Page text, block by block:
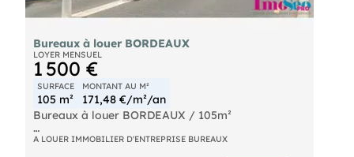
Bureaux à louer BORDEAUX
LOYER MENSUEL
1 500 €
SURFACE
105 m²
MONTANT AU M²
171,48 €/m²/an
Bureaux à louer BORDEAUX / 105m²
Entre les quartiers Nansouty et Victoire, proche
A LOUER IMMOBILIER D'ENTREPRISE BUREAUX